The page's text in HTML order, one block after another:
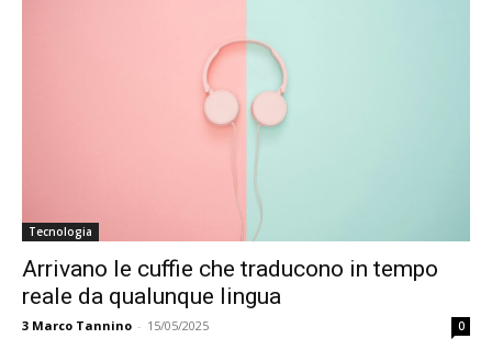
Tecnologia
Arrivano le cuffie che traducono in tempo
reale da qualunque lingua
3 Marco Tannino - 15/05/2025 0